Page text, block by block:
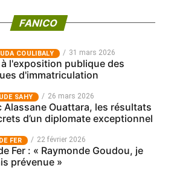
FANICO
COULIBALY 31 mars 2026
l'exposition publique des
d'immatriculation
SAHY 26 mars 2026
Alassane Ouattara, les résultats
d’un diplomate exceptionnel
FER 22 février 2026
Fer : « Raymonde Goudou, je
prévenue »